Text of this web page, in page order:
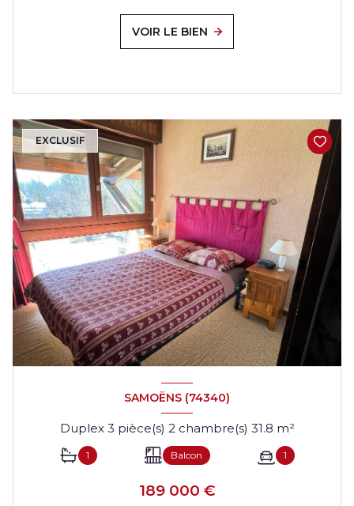
VOIR LE BIEN
EXCLUSIF
SAMOËNS (74340)
Duplex 3 pièce(s) 2 chambre(s) 31.8 m²
1 Balcon 1
189 000 €